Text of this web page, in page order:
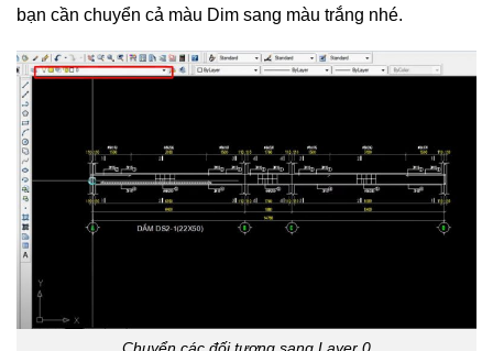
bạn cần chuyển cả màu Dim sang màu trắng nhé.
Chuyển các đối tượng sang Layer 0